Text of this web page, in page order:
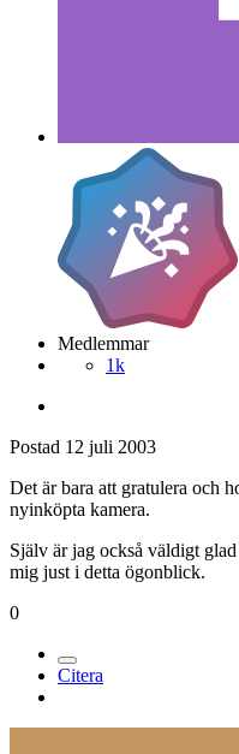
Medlemmar
1k
Postad 12 juli 2003
Det är bara att gratulera och
nyinköpta kamera.
Själv är jag också väldigt
mig just i detta ögonblick.
0
Citera